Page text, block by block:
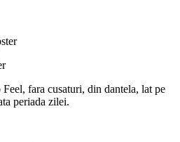
fara cusaturi, din dantela, lat pe
periada zilei.